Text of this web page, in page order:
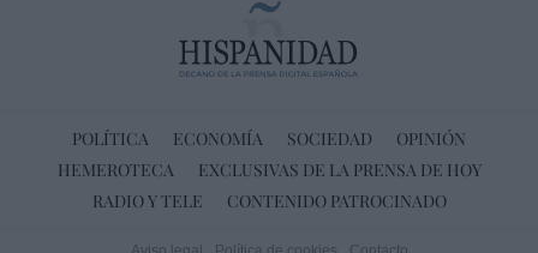
POLÍTICA ECONOMÍA SOCIEDAD
OPINIÓN
HEMEROTECA
EXCLUSIVAS DE LA PRENSA DE HOY
RADIO Y TELE
CONTENIDO PATROCINADO